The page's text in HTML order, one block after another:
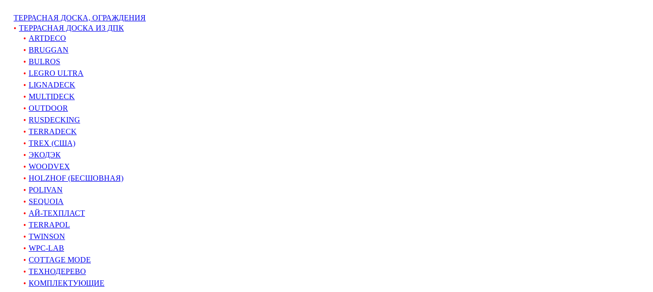
ТЕРРАСНАЯ ДОСКА, ОГРАЖДЕНИЯ
ТЕРРАСНАЯ ДОСКА ИЗ ДПК
ARTDECO
BRUGGAN
BULROS
LEGRO ULTRA
LIGNADECK
MULTIDECK
OUTDOOR
RUSDECKING
TERRADECK
TREX (США)
ЭКОДЭК
WOODVEX
HOLZHOF (БЕСШОВНАЯ)
POLIVAN
SEQUOIA
АЙ-ТЕХПЛАСТ
TERRAPOL
TWINSON
WPC-LAB
COTTAGE MODE
ТЕХНОДЕРЕВО
КОМПЛЕКТУЮЩИЕ